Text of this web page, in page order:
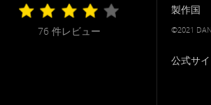
76件レビュー
製作国
©2021
公式サ